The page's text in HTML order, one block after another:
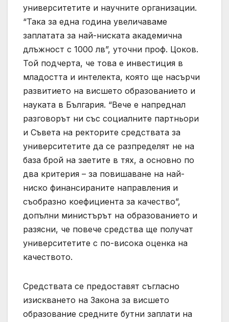
университетите и научните организации.
“Така за една година увеличаваме
заплатата за най-ниската академична
длъжност с 1000 лв”, уточни проф. Цоков.
Той подчерта, че това е инвестиция в
младостта и интелекта, която ще насърчи
развитието на висшето образованието и
науката в България. “Вече е напреднал
разговорът ни със социалните партньори
и Съвета на ректорите средствата за
университетите да се разпределят не на
база брой на заетите в тях, а основно по
два критерия – за повишаване на най-
ниско финансираните направления и
съобразно коефициента за качество”,
допълни министърът на образованието и
разясни, че повече средства ще получат
университетите с по-висока оценка на
качеството.
Средствата се предоставят съгласно
изискването на Закона за висшето
образование средните бутни заплати на